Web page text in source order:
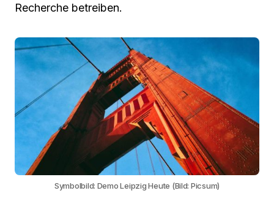
Recherche betreiben.
Symbolbild: Demo Leipzig Heute (Bild: Picsum)